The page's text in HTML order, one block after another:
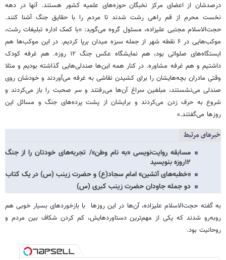
درصدشان از اعضای مرکز نخبگان حوزه‌های علمیه کشور هستند. آنها در دهه
نخست محرم از قم راهی رشت شدند تا مردم را با حقایق جنگ آشنا کنند.
حجت‌الاسلام مجتبی علیزاده، مسئول گروه می‌گوید: «با کمک اداره تبلیغات رشت،
موکب‌هایی در ۶ نقطه شهر از جمله سبزه میدان برپا کردیم. در این موکب‌ها هم
ایستگاه‌های صلواتی بود، هم نمایشگاه عکس جنگ ۱۲ روزه. هم غرفه کودک
داشتیم و هم غرفه مشاوره. در کنار همه این‌ها صندلی‌هایی گذاشته بودیم و مثلا
وقتی مادران بچه‌هایشان را برای کشیدن نقاشی به غرفه می‌آوردند و خودشان روی
صندلی می‌نشستند، مبلغین سراغ آن‌ها می‌رفتند و سر صحبت را باز می‌کردند و
شروع به حرف زدن می‌کردند و برایشان از پشت پرده‌های جنگ و مسائل این
روزها می‌گفتند.»
خبرهای مرتبط
مسابقه روایت‌نویسی «به نام وطن»/ تجربه‌های خودتان را از جنگ
۱۲روزه بنویسید
«خطبه‌های آتشین» امام سجاد(ع) و حضرت زینب (س) در یک کتاب
دو جمله جاودان حضرت زینب کبری (س)
به گفته حجت‌الاسلام علیزاده، آن‌ها در این روزها با بازخوردهای بسیار خوبی هم
روبه‌رو شدند که یکی از مهم‌ترین دستاوردهایش، کم کردن شکاف بین مردم و
روحانیت بود.